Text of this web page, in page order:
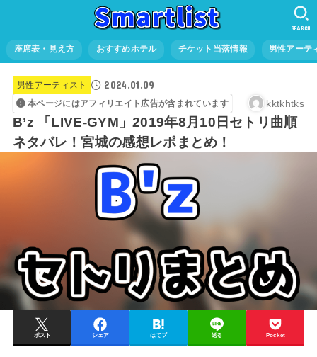
座席表・見え方 おすすめホテル チケット当落情報 男性アーテ
SEARCH
男性アーティスト 2024.01.09
本ページにはアフィリエイト広告が含まれています kktkhtks
B’z 「LIVE-GYM」2019年8月10日セトリ曲順
ネタバレ！宮城の感想レポまとめ！
ポスト シェア はてブ 送る Pocket